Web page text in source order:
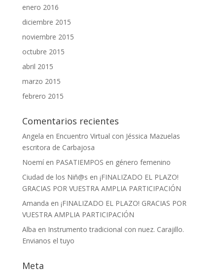
enero 2016
diciembre 2015
noviembre 2015
octubre 2015
abril 2015
marzo 2015
febrero 2015
Comentarios recientes
Angela en Encuentro Virtual con Jéssica Mazuelas
escritora de Carbajosa
Noemíen PASATIEMPOS en género femenino
Ciudad de los Niñ@s en ¡FINALIZADO EL PLAZO!
GRACIAS POR VUESTRA AMPLIA PARTICIPACIÓN
Amanda en ¡FINALIZADO EL PLAZO! GRACIAS POR
VUESTRA AMPLIA PARTICIPACIÓN
Alba en Instrumento tradicional con nuez. Carajillo.
Envianos el tuyo
Meta